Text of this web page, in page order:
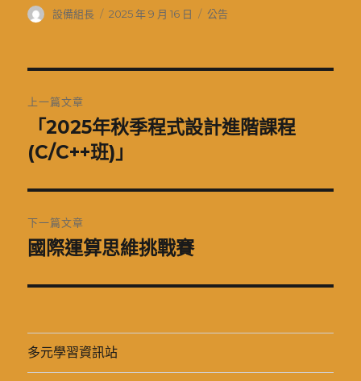
作
設備組長
發
2025 年 9 月 16 日
分
公告
章
導
覽
上一篇文章
一
文
章:
「2025年秋季程式設計進階課程
(C/C++班)」
下一篇文章
下
篇
章:
國際運算思維挑戰賽
多元學習資訊站